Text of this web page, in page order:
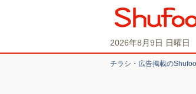
2026年8月9日 日曜日
チラシ・​広告掲載の​